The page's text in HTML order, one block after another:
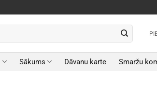
Sākums Dāvanu karte Smaržu